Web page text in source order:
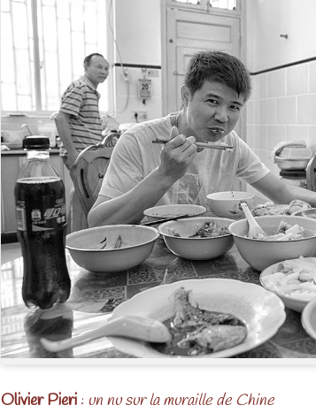
Olivier Pieri : un nu sur la muraille de Chine